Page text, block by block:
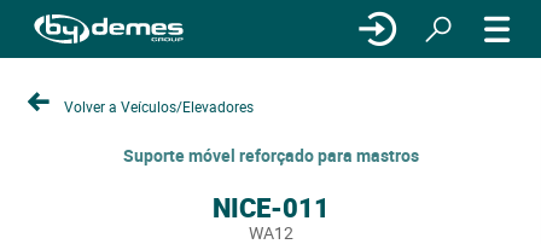
Volver a Veículos/Elevadores
Suporte móvel reforçado para mastros
NICE-011
WA12